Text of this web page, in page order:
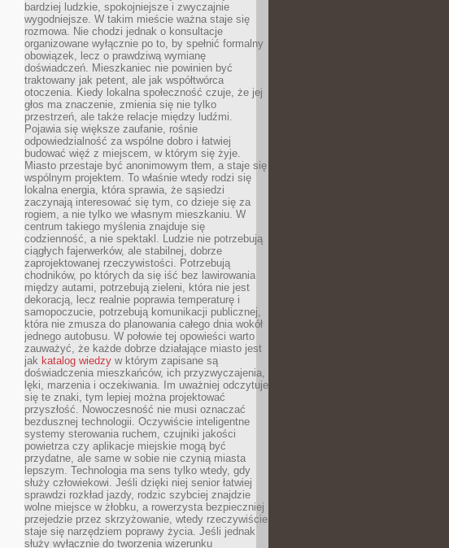
bardziej ludzkie, spokojniejsze i zwyczajnie
wygodniejsze. W takim mieście ważna staje się
rozmowa. Nie chodzi jednak o konsultacje
organizowane wyłącznie po to, by spełnić formalny
obowiązek, lecz o prawdziwą wymianę
doświadczeń. Mieszkaniec nie powinien być
traktowany jak petent, ale jak współtwórca
otoczenia. Kiedy lokalna społeczność czuje, że jej
głos ma znaczenie, zmienia się nie tylko
przestrzeń, ale także relacje między ludźmi.
Pojawia się większe zaufanie, rośnie
odpowiedzialność za wspólne dobro i łatwiej
budować więź z miejscem, w którym się żyje.
Miasto przestaje być anonimowym tłem, a staje się
wspólnym projektem. To właśnie wtedy rodzi się
lokalna energia, która sprawia, że sąsiedzi
zaczynają interesować się tym, co dzieje się za
rogiem, a nie tylko we własnym mieszkaniu. W
centrum takiego myślenia znajduje się
codzienność, a nie spektakl. Ludzie nie potrzebują
ciągłych fajerwerków, ale stabilnej, dobrze
zaprojektowanej rzeczywistości. Potrzebują
chodników, po których da się iść bez lawirowania
między autami, potrzebują zieleni, która nie jest
dekoracją, lecz realnie poprawia temperaturę i
samopoczucie, potrzebują komunikacji publicznej,
która nie zmusza do planowania całego dnia wokół
jednego autobusu. W połowie tej opowieści warto
zauważyć, że każde dobrze działające miasto jest
jak katalog wiedzy w którym zapisane są
doświadczenia mieszkańców, ich przyzwyczajenia,
lęki, marzenia i oczekiwania. Im uważniej odczytuje
się te znaki, tym lepiej można projektować
przyszłość. Nowoczesność nie musi oznaczać
bezdusznej technologii. Oczywiście inteligentne
systemy sterowania ruchem, czujniki jakości
powietrza czy aplikacje miejskie mogą być
przydatne, ale same w sobie nie czynią miasta
lepszym. Technologia ma sens tylko wtedy, gdy
służy człowiekowi. Jeśli dzięki niej senior łatwiej
sprawdzi rozkład jazdy, rodzic szybciej znajdzie
wolne miejsce w żłobku, a rowerzysta bezpieczniej
przejedzie przez skrzyżowanie, wtedy rzeczywiście
staje się narzędziem poprawy życia. Jeśli jednak
służy wyłącznie do tworzenia wizerunku